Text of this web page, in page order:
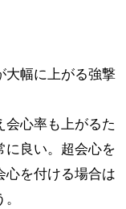
大幅に上がる強撃
心率も上がるた
に良い。超会心を
心を付ける場合は